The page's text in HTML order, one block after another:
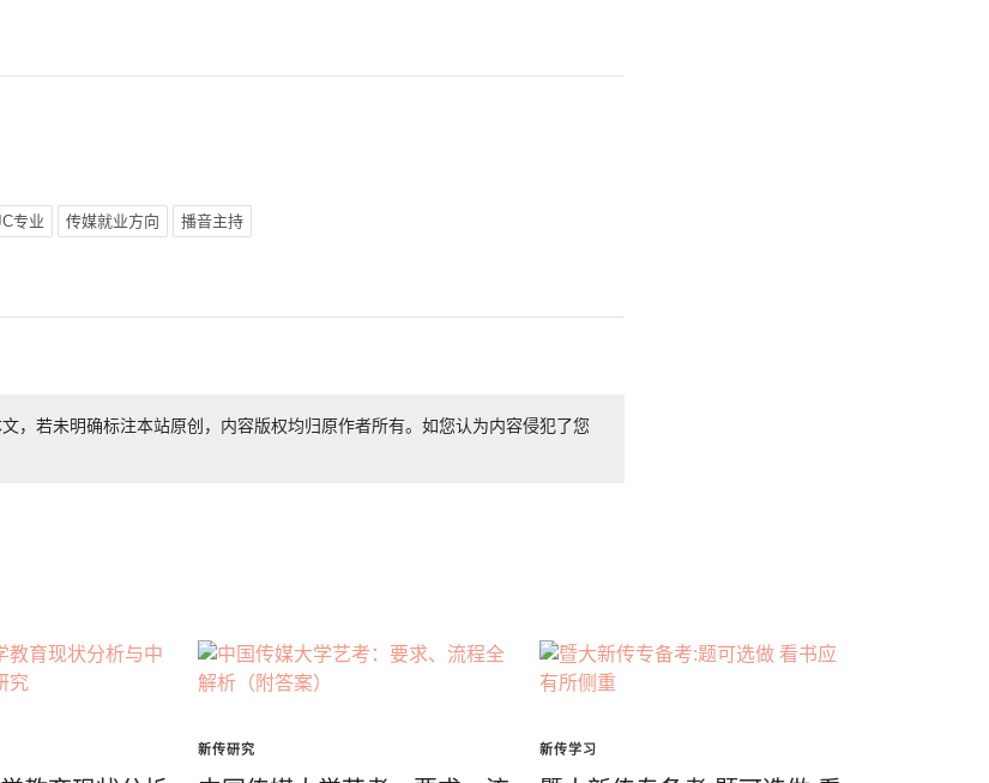
专业 传媒就业方向 播音主持
，若未明确标注本站原创，内容版权均归原作者所有。如您认为内容侵犯了您
新传研究 新传学习